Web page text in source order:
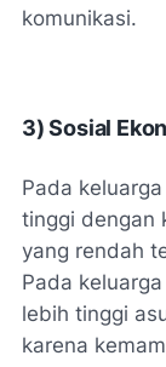
komunikasi.
3) Sosial
Pada
tinggi dengan
yang rendah
Pada
lebih tinggi
karena